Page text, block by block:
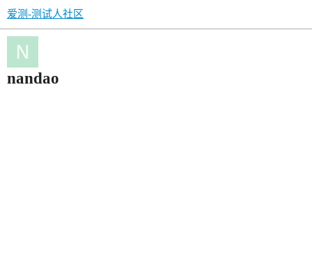
爱测-测试人社区
nandao